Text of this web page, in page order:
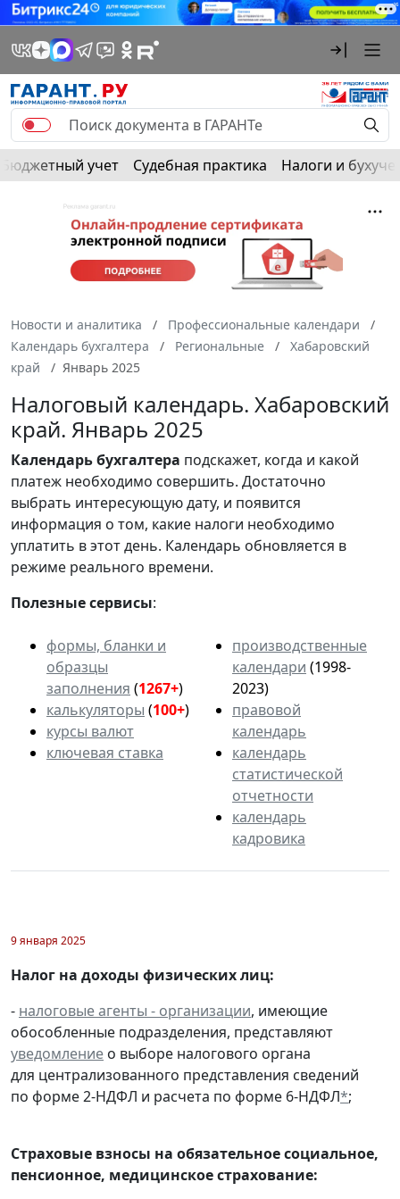
Бюджетный учет Судебная практика Налоги и
Новости и аналитика
Профессиональные календари
Календарь бухгалтера
Региональные
Хабаровский
край
Январь 2025
Налоговый календарь. Хабаровский
край. Январь 2025
Календарьбухгалтера подскажет, когда и какой
платеж необходимо совершить. Достаточно
выбрать интересующую дату, и появится
информация о том, какие налоги необходимо
уплатить в этот день. Календарь обновляется в
режиме реального времени.
Полезные сервисы:
формы, бланки и
образцы
заполнения (1267+)
калькуляторы (100+)
курсы валют
ключевая ставка
производственные
календари (1998-
2023)
правовой
календарь
календарь
статистической
отчетности
календарь
кадровика
9 января 2025
Налог на доходы физических лиц:
- налоговые агенты - организации, имеющие
обособленные подразделения, представляют
уведомление о выборе налогового органа
для централизованного представления сведений
по форме 2-НДФЛ и расчета по форме 6-НДФЛ*;
Страховые взносы на обязательное социальное,
пенсионное, медицинское страхование: